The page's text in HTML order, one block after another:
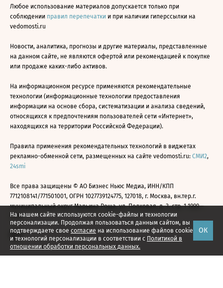
На нашем сайте используются cookie-файлы и технологии
персонализации. Продолжая пользоваться данным сайтом, вы
подтверждаете свое согласие на использование файлов cookie
и технологий персонализации в соответствии с Политикой в
отношении обработки персональных данных.
ОК
Любое использование материалов допускается только при
соблюдении правил перепечатки и при наличии гиперссылки на
vedomosti.ru
Новости, аналитика, прогнозы и другие материалы, представленные
на данном сайте, не являются офертой или рекомендацией к покупке
или продаже каких-либо активов.
На информационном ресурсе применяются рекомендательные
технологии (информационные технологии предоставления
информации на основе сбора, систематизации и анализа сведений,
относящихся к предпочтениям пользователей сети «Интернет»,
находящихся на территории Российской Федерации).
Правила применения рекомендательных технологий в виджетах
рекламно-обменной сети, размещенных на сайте vedomosti.ru: СМИ2,
24smi
Все права защищены © АО Бизнес Ньюс Медиа, ИНН/КПП
7712108141/771501001, ОГРН 1027739124775, 127018, г. Москва, вн.тер.г.
муниципальный округ Марьина Роща, ул. Полковая, д. 3, стр. 1 1999—
2026